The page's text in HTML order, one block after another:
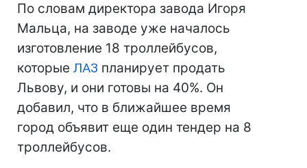
По словам директора завода Игоря
Мальца, на заводе уже началось
изготовление 18 троллейбусов,
которые ЛАЗ планирует продать
Львову, и они готовы на 40%. Он
добавил, что в ближайшее время
город объявит еще один тендер на 8
троллейбусов.